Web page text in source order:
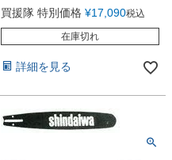
買援隊 特別価格 ¥17,090税込
在庫切れ
詳細を見る